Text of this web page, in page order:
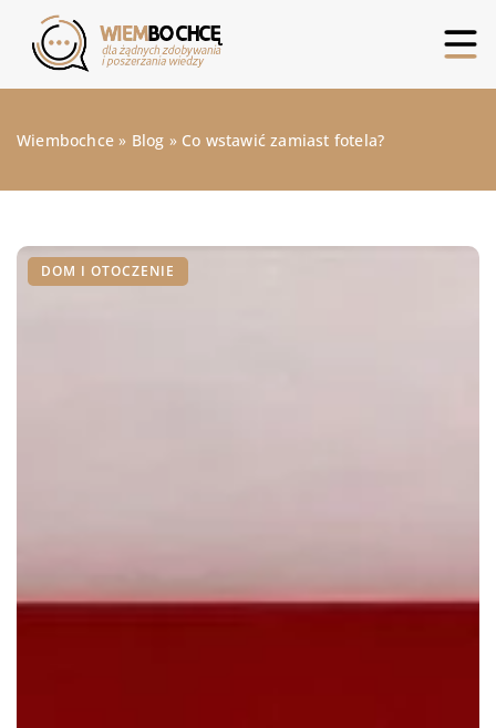
Wiembochce » Blog » Co wstawić zamiast fotela?
DOM I OTOCZENIE